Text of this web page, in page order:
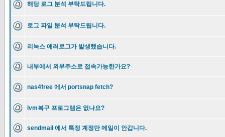
해당 로그 분석 부탁드립니다.
로그 파일 분석 부탁드립니다.
리눅스 에러로그가 발생했습니다.
내부에서 외부주소로 접속가능한가요?
nas4free 에서 portsnap fetch?
lvm복구 프로그램은 없나요?
sendmail 에서 특정 계정만 메일이 안갑니다.